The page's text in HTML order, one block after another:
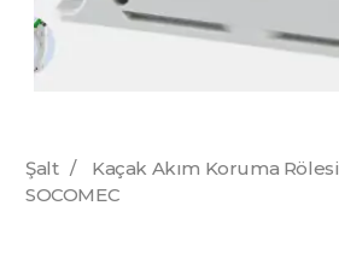
Şalt /
Kaçak Akım Koruma Rölesi
SOCOMEC